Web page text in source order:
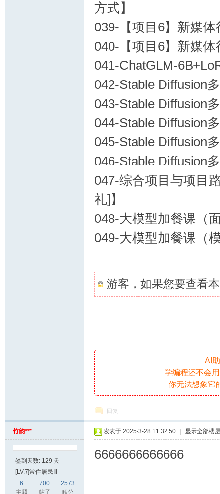
方式】
039-【项目6】新媒
040-【项目6】新媒
041-ChatGLM-
042-Stable Diffusion
043-Stable Diffusion
044-Stable Diffusion
045-Stable Diffusion
046-Stable Diffusion
047-综合项目与项目
礼]】
048-大模型加餐课（
049-大模型加餐课（
游客，如果您要查看
AI
学编程还不会
你无法想象它
回复
竹韵***
签到天数: 129 天
[LV.7]常住居民III
6
主题
700
帖子
2573
积分
发表于 2025-3-28 11:32:50 显示全部楼层
6666666666666